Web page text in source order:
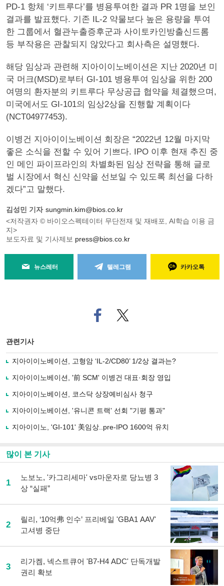
PD-1 항체 ‘키트루다’를 병용투여한 결과 PR 1명을 보인
결과를 발표했다. 기존 IL-2 약물보다 높은 용량을 투여
한 그룹에서 혈관누출증후군과 사이토카인방출신드롬
등 부작용은 관찰되지 않았다고 회사측은 설명했다.
해당 임상과 관련해 지아이이노베이션은 지난 2020년 미
국 머크(MSD)로부터 GI-101 병용투여 임상을 위한 200
여명의 환자분의 키트루다 무상공급 협약을 체결했으며,
미국에서도 GI-101의 임상2상을 진행할 계획이다
(NCT04977453).
이병건 지아이이노베이션 회장은 “2022년 12월 마지막
좋은 소식을 전할 수 있어 기쁘다. IPO 이후 현재 추진 중
인 메인 파이프라인의 차별화된 임상 전략을 통해 글로
벌 시장에서 혁신 신약을 선보일 수 있도록 최선을 다하
겠다”고 말했다.
김성민 기자 sungmin.kim@bios.co.kr
<저작권자 © 바이오스펙테이터 무단전재 및 재배포, AI학습 이용 금
지>
보도자료 및 기사제보 press@bios.co.kr
뉴스레터 텔레그램 카카오톡
페
이
로
사
유
기
트위
터로
관련기사
지아이이노베이션, 고형암 ‘IL-2/CD80’ 1/2상 결과는?
지아이이노베이션, '前 SCM' 이병건 대표·회장 영입
지아이이노베이션, 코스닥 상장예비심사 청구
지아이이노베이션, '유니콘 트랙' 선회 "기평 통과"
지아이이노, 'GI-101' 美임상..pre-IPO 1600억 유치
많이 본 기사
1
노보노, '카그리세마' vs마운자로 당뇨병 3
상 “실패”
2
릴리, ‘10억弗 인수’ 프리베일 'GBA1 AAV'
고셔병 중단
3
리가켐, 넥스트큐어 'B7-H4 ADC' 단독개발
권리 확보